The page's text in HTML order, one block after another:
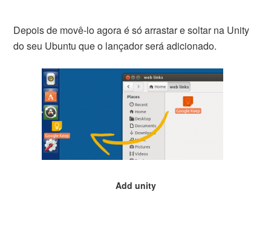
Depois de movê-lo agora é só arrastar e soltar na Unity
do seu Ubuntu que o lançador será adicionado.
Add unity